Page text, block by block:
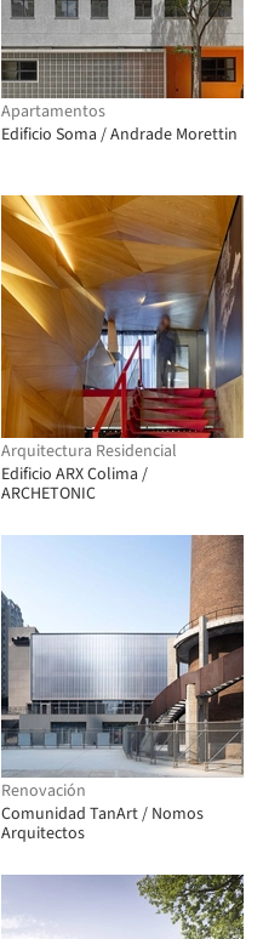
Apartamentos
Edificio Soma / Andrade Morettin
Arquitectura Residencial
Edificio ARX Colima /
ARCHETONIC
Renovación
Comunidad TanArt / Nomos
Arquitectos